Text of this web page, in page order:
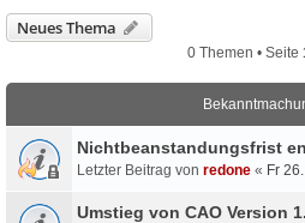
Neues Thema
0 Themen • Seite
Nichtbeanstandungs­frist
Letzter Beitrag von redone « Fr
Umstieg von CAO Version